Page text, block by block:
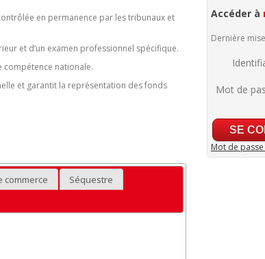
Accéder à
Dernière
Mot de
Mot de
en permanence par les tribunaux et
et d’un examen professionnel spécifique.
compétence nationale.
et garantit la représentation des fonds
commerce
Séquestre